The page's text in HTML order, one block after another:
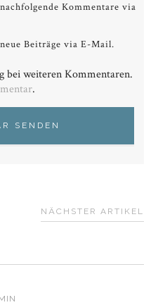
Kommentare via
Beiträge via E-Mail.
bei weiteren Kommentaren.
.
NÄCHSTER ARTIKEL